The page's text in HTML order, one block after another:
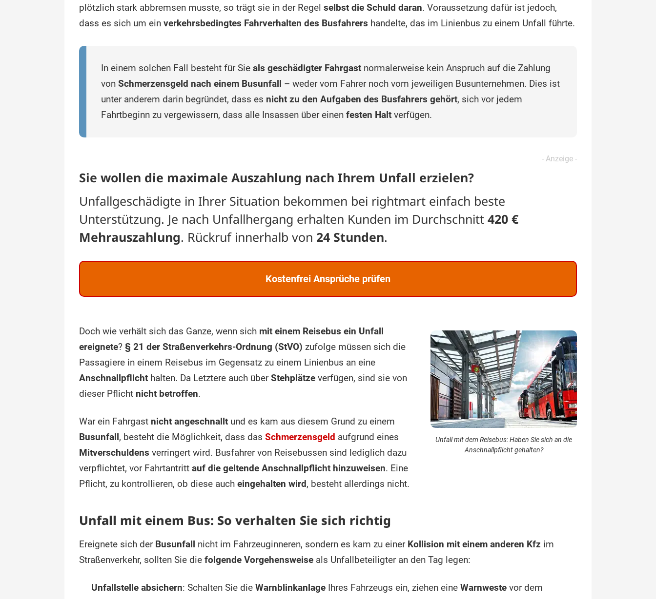
plötzlich stark abbremsen musste, so trägt sie in der Regel selbst die Schuld daran. Voraussetzung dafür ist jedoch,
dass es sich um ein verkehrsbedingtes Fahrverhalten des Busfahrers handelte, das im Linienbus zu einem Unfall führte.
In einem solchen Fall besteht für Sie als geschädigter Fahrgast normalerweise kein Anspruch auf die Zahlung
von Schmerzensgeld nach einem Busunfall – weder vom Fahrer noch vom jeweiligen Busunternehmen. Dies ist
unter anderem darin begründet, dass es nicht zu den Aufgaben des Busfahrers gehört, sich vor jedem
Fahrtbeginn zu vergewissern, dass alle Insassen über einen festen Halt verfügen.
Sie wollen die maximale Auszahlung nach Ihrem Unfall erzielen?
Unfallgeschädigte in Ihrer Situation bekommen bei rightmart einfach beste
Unterstützung. Je nach Unfallhergang erhalten Kunden im Durchschnitt 420 €
Mehrauszahlung. Rückruf innerhalb von 24 Stunden.
Kostenfrei Ansprüche prüfen
Unfall mit dem Reisebus: Haben Sie sich an die
Anschnallpflicht gehalten?
Doch wie verhält sich das Ganze, wenn sich mit einem Reisebus ein Unfall
ereignete? § 21 der Straßenverkehrs-Ordnung (StVO) zufolge müssen sich die
Passagiere in einem Reisebus im Gegensatz zu einem Linienbus an eine
Anschnallpflicht halten. Da Letztere auch überStehplätze verfügen, sind sie von
dieser Pflicht nicht betroffen.
War ein Fahrgast nicht angeschnallt und es kam aus diesem Grund zu einem
Busunfall, besteht die Möglichkeit, dass das Schmerzensgeld aufgrund eines
Mitverschuldens verringert wird. Busfahrer von Reisebussen sind lediglich dazu
verpflichtet, vor Fahrtantritt auf die geltende Anschnallpflicht hinzuweisen. Eine
Pflicht, zu kontrollieren, ob diese auch eingehalten wird, besteht allerdings nicht.
Unfall mit einem Bus: So verhalten Sie sich richtig
Ereignete sich der Busunfall nicht im Fahrzeuginneren, sondern es kam zu einer Kollision mit einem anderen Kfz im
Straßenverkehr, sollten Sie die folgende Vorgehensweise als Unfallbeteiligter an den Tag legen:
Unfallstelle absichern: Schalten Sie die Warnblinkanlage Ihres Fahrzeugs ein, ziehen eine Warnweste vor dem